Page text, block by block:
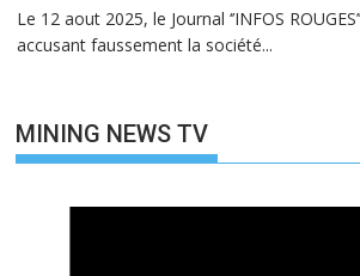
Le 12 aout 2025, le Journal ‘’INFOS
accusant faussement la société...
MINING NEWS TV